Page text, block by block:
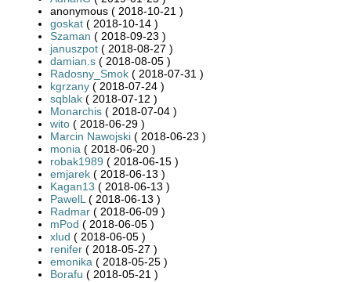
anonymous ( 2018-10-21 )
goskat ( 2018-10-14 )
Szaman ( 2018-09-23 )
januszpot ( 2018-08-27 )
damian.s ( 2018-08-05 )
Radosny_Smok ( 2018-07-31 )
kgrzany ( 2018-07-24 )
sqblak ( 2018-07-12 )
Monarchis ( 2018-07-04 )
wito ( 2018-06-29 )
Marcin Nawojski ( 2018-06-23 )
monia ( 2018-06-20 )
robak1989 ( 2018-06-15 )
emjarek ( 2018-06-13 )
Kagan13 ( 2018-06-13 )
PawelL ( 2018-06-13 )
Radmar ( 2018-06-09 )
mPod ( 2018-06-05 )
xlud ( 2018-06-05 )
renifer ( 2018-05-27 )
emonika ( 2018-05-25 )
Borafu ( 2018-05-21 )